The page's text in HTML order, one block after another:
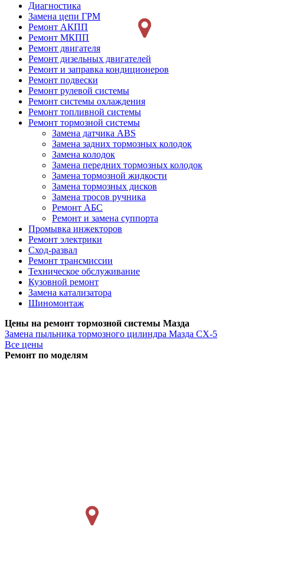
Диагностика
Замена цепи ГРМ
Ремонт АКПП
Ремонт МКПП
Ремонт двигателя
Ремонт дизельных двигателей
Ремонт и заправка кондиционеров
Ремонт подвески
Ремонт рулевой системы
Ремонт системы охлаждения
Ремонт топливной системы
Ремонт тормозной системы
Замена датчика ABS
Замена задних тормозных колодок
Замена колодок
Замена передних тормозных колодок
Замена тормозной жидкости
Замена тормозных дисков
Замена тросов ручника
Ремонт АБС
Ремонт и замена суппорта
Промывка инжекторов
Ремонт электрики
Сход-развал
Ремонт трансмиссии
Техническое обслуживание
Кузовной ремонт
Замена катализатора
Шиномонтаж
Цены на ремонт тормозной системы Мазда
Замена пыльника тормозного цилиндра Мазда СХ-5
Все цены
Ремонт по моделям